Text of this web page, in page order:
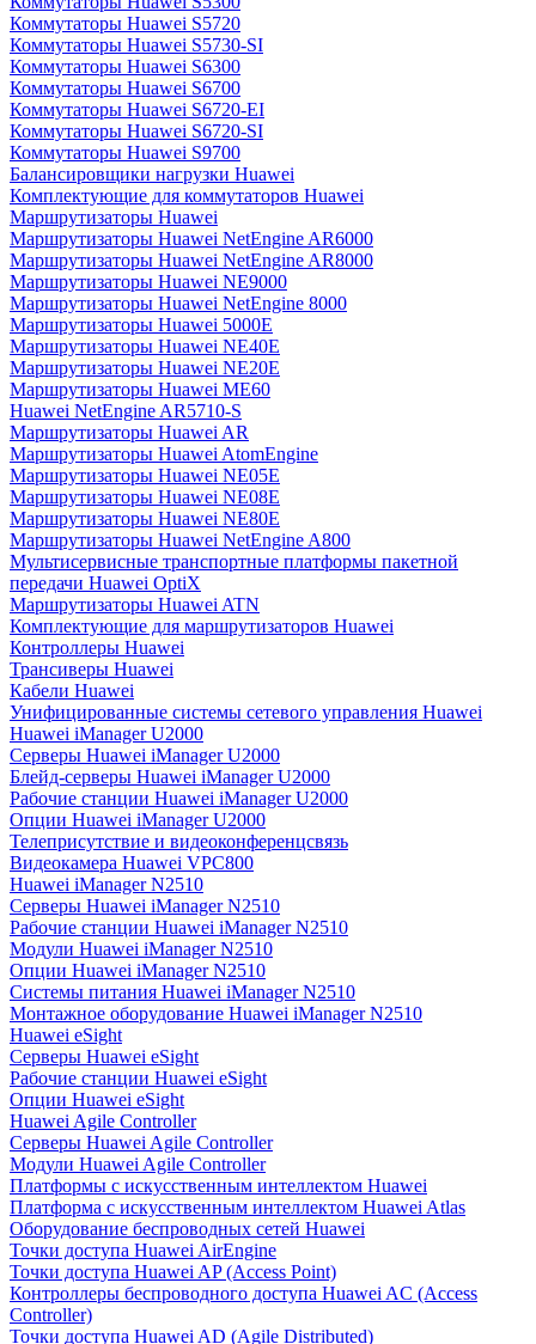
Коммутаторы Huawei S5720
Коммутаторы Huawei S5730-SI
Коммутаторы Huawei S6300
Коммутаторы Huawei S6700
Коммутаторы Huawei S6720-EI
Коммутаторы Huawei S6720-SI
Коммутаторы Huawei S9700
Балансировщики нагрузки Huawei
Комплектующие для коммутаторов Huawei
Маршрутизаторы Huawei
Маршрутизаторы Huawei NetEngine AR6000
Маршрутизаторы Huawei NetEngine AR8000
Маршрутизаторы Huawei NE9000
Маршрутизаторы Huawei NetEngine 8000
Маршрутизаторы Huawei 5000E
Маршрутизаторы Huawei NE40E
Маршрутизаторы Huawei NE20E
Маршрутизаторы Huawei ME60
Huawei NetEngine AR5710-S
Маршрутизаторы Huawei AR
Маршрутизаторы Huawei AtomEngine
Маршрутизаторы Huawei NE05E
Маршрутизаторы Huawei NE08E
Маршрутизаторы Huawei NE80E
Маршрутизаторы Huawei NetEngine A800
Мультисервисные транспортные платформы пакетной
передачи Huawei OptiX
Маршрутизаторы Huawei ATN
Комплектующие для маршрутизаторов Huawei
Контроллеры Huawei
Трансиверы Huawei
Кабели Huawei
Унифицированные системы сетевого управления Huawei
Huawei iManager U2000
Серверы Huawei iManager U2000
Блейд-серверы Huawei iManager U2000
Рабочие станции Huawei iManager U2000
Опции Huawei iManager U2000
Телеприсутствие и видеоконференцсвязь
Видеокамера Huawei VPC800
Huawei iManager N2510
Серверы Huawei iManager N2510
Рабочие станции Huawei iManager N2510
Модули Huawei iManager N2510
Опции Huawei iManager N2510
Системы питания Huawei iManager N2510
Монтажное оборудование Huawei iManager N2510
Huawei eSight
Серверы Huawei eSight
Рабочие станции Huawei eSight
Опции Huawei eSight
Huawei Agile Controller
Серверы Huawei Agile Controller
Модули Huawei Agile Controller
Платформы с искусственным интеллектом Huawei
Платформа с искусственным интеллектом Huawei Atlas
Оборудование беспроводных сетей Huawei
Точки доступа Huawei AirEngine
Точки доступа Huawei AP (Access Point)
Контроллеры беспроводного доступа Huawei AC (Access
Controller)
Точки доступа Huawei AD (Agile Distributed)